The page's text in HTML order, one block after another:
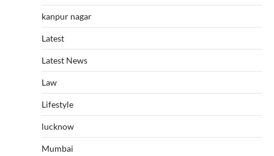
kanpur nagar
Latest
Latest News
Law
Lifestyle
lucknow
Mumbai